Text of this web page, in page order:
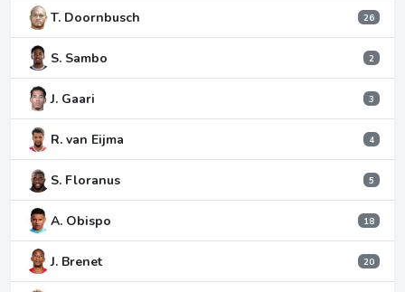
T. Doornbusch 26
S. Sambo 2
J. Gaari 3
R. van Eijma 4
S. Floranus 5
A. Obispo 18
J. Brenet 20